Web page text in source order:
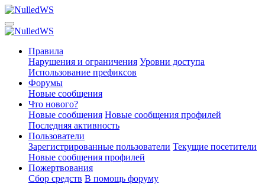
Правила
Нарушения и ограничения Уровни доступа
Использование префиксов
Форумы
Новые сообщения
Что нового?
Новые сообщения Новые сообщения профилей
Последняя активность
Пользователи
Зарегистрированные пользователи Текущие посетители
Новые сообщения профилей
Пожертвования
Сбор средств В помощь форуму